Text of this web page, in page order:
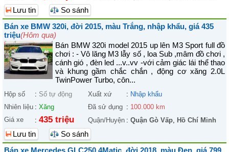
Lưu tin
So sánh
Bán xe BMW 320i, đời 2015, màu Trắng, nhập khẩu, giá 435
triệu(Hôm qua)
Bán BMW 320i model 2015 up lên M3 Sport full đồ
chơi : - Vô lăng M3 lẫy số , loa Sub ,mâm đồ chơi ,
cánh gió , đèn led ...v..vv -với cảm giác lái thể thao
và khung gầm chắc chắn , động cơ xăng 2.0L
TwinPower Turbo, côn...
Hộp số : Số tự động Xuất xứ : Nhập khẩu
Nhiên liệu : Xăng Đã sử dụng : 100.000 km
Giá xe
: 435 triệu Quận/Huyện : Quận Gò Vấp, Hồ Chí Minh
Lưu tin
So sánh
Bán xe Mercedes GLC250 4Matic, đời 2018, màu Đen, giá 799